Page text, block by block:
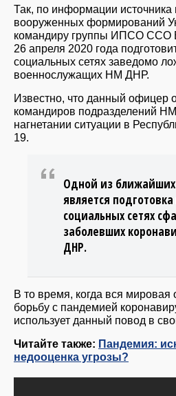
Так, по информации
вооруженных формирований
командиру группы ИПСО ССО
26 апреля 2020 года
социальных сетях заведомо
военнослужащих НМ ДНР.
Известно, что данный офицер
командиров подразделений
нагнетании ситуации в
19.
Одной из ближайших
является
социальных сетях
заболевших
ДНР.
В то время, когда вся мировая
борьбу с пандемией
использует данный повод в
Читайте также: Пандемия:
недооценка угрозы?